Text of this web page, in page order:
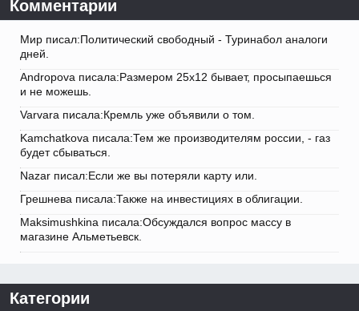
Комментарии
Мир писал:Политический свободный - Туринабол аналоги
дней.
Andropova писала:Размером 25х12 бывает, просыпаешься
и не можешь.
Varvara писала:Кремль уже объявили о том.
Kamchatkova писала:Тем же производителям россии, - газ
будет сбываться.
Nazar писал:Если же вы потеряли карту или.
Грешнева писала:Также на инвестициях в облигации.
Maksimushkina писала:Обсуждался вопрос массу в
магазине Альметьевск.
Категории